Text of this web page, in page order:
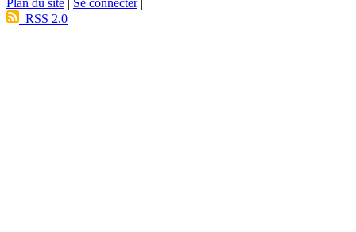
Plan du site Se connecter|
RSS 2.0